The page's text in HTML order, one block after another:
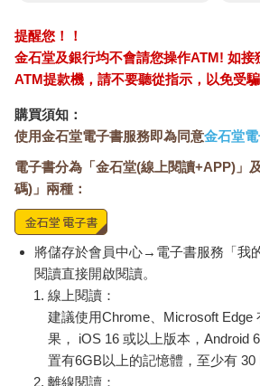
提醒您！！
金石堂及銀行均不會請您操作ATM! 如接
ATM提款機，請不要聽從指示，以免受騙
購買須知：
使用金石堂電子書服務即為同意金石堂
電子書分為「金石堂(線上閱讀+APP)」
碼)」兩種：
將儲存於會員中心→電子書服務「我
閱讀直接開啟閱讀。
線上閱讀：
建議使用Chrome、Microsoft Edge
果， iOS 16 或以上版本，Android
置有6GB以上的記憶體，至少有 30
離線閱讀：